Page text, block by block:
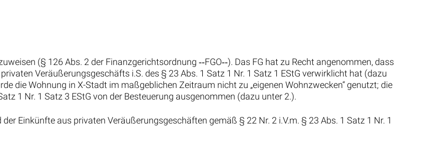
(§ 126 Abs. 2 der Finanzgerichtsordnung ‑‑FGO‑‑). Das FG hat zu Recht angenommen, dass
Veräußerungsgeschäfts i.S. des § 23 Abs. 1 Satz 1 Nr. 1 Satz 1 EStG verwirklicht hat (dazu
die Wohnung in X-Stadt im maßgeblichen Zeitraum nicht zu „eigenen Wohnzwecken“ genutzt; die
1 Nr. 1 Satz 3 EStG von der Besteuerung ausgenommen (dazu unter 2.).
Einkünfte aus privaten Veräußerungsgeschäften gemäß § 22 Nr. 2 i.V.m. § 23 Abs. 1 Satz 1 Nr. 1